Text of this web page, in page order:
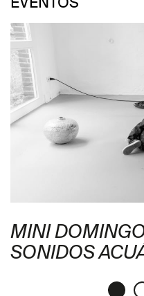
MINI
SONIDOS